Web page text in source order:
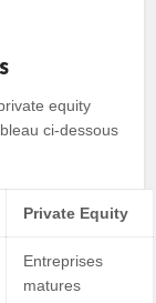
equity
ci-dessous
Private Equity
Entreprises
matures